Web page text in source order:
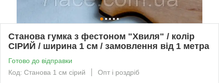
Станова гумка з фестоном "Хвиля" / колір
СІРИЙ / ширина 1 см / замовлення від 1 метра
Готово до відправки
Код: Станова 1 см сірий
Опт і роздріб